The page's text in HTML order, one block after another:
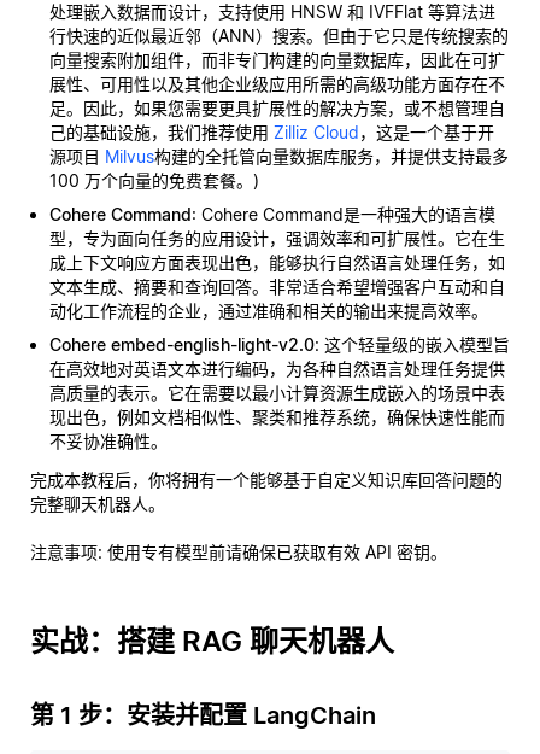
处理嵌入数据而设计，支持使用 HNSW 和 IVFFlat 等算法进
行快速的近似最近邻（ANN）搜索。但由于它只是传统搜索的
向量搜索附加组件，而非专门构建的向量数据库，因此在可扩
展性、可用性以及其他企业级应用所需的高级功能方面存在不
足。因此，如果您需要更具扩展性的解决方案，或不想管理自
己的基础设施，我们推荐使用 Zilliz Cloud，这是一个基于开
源项目 Milvus构建的全托管向量数据库服务，并提供支持最多
100 万个向量的免费套餐。)
Cohere Command: Cohere Command是一种强大的语言模
型，专为面向任务的应用设计，强调效率和可扩展性。它在生
成上下文响应方面表现出色，能够执行自然语言处理任务，如
文本生成、摘要和查询回答。非常适合希望增强客户互动和自
动化工作流程的企业，通过准确和相关的输出来提高效率。
Cohere embed-english-light-v2.0: 这个轻量级的嵌入模型旨
在高效地对英语文本进行编码，为各种自然语言处理任务提供
高质量的表示。它在需要以最小计算资源生成嵌入的场景中表
现出色，例如文档相似性、聚类和推荐系统，确保快速性能而
不妥协准确性。
完成本教程后，你将拥有一个能够基于自定义知识库回答问题的
完整聊天机器人。
注意事项: 使用专有模型前请确保已获取有效 API 密钥。
实战：搭建 RAG 聊天机器人
第 1 步：安装并配置 LangChain